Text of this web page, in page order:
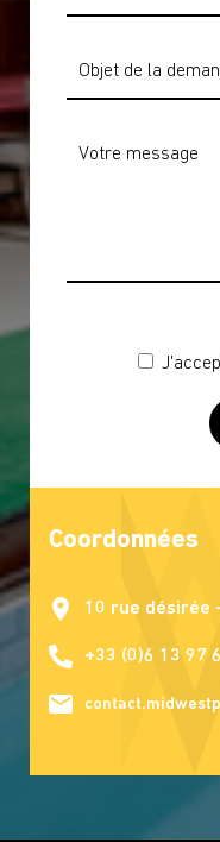
Coordonnées
10 rue désirée
+33 (0)6 13 97